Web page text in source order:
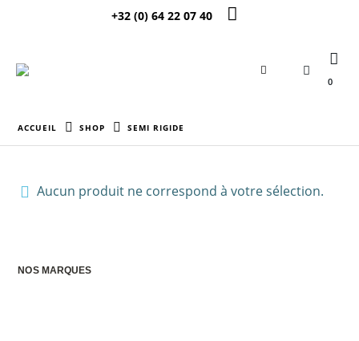
+32 (0) 64 22 07 40
0
ACCUEIL SHOP SEMI RIGIDE
Aucun produit ne correspond à votre sélection.
NOS MARQUES